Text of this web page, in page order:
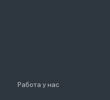
Работа у нас